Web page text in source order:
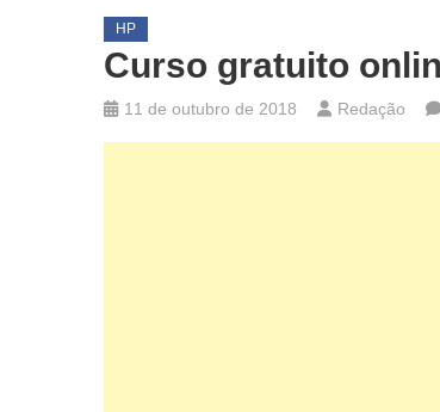
HP
Curso gratuito
11 de outubro de 2018 Redação